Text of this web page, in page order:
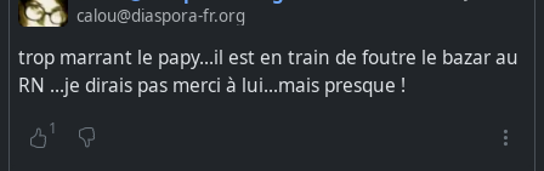
avec ou sans serveur. Elle n'a pas fait l'objet d'un audit de
sécurité indépendant. L'équipe de développement est
restreinte et recherche du soutien.
Briar
est similaire à Cwtch, mais propose également des
calou@diaspora-fr.org
trop marrant le papy...il est en train de foutre le bazar au
RN ...je dirais pas merci à lui...mais presque !
1